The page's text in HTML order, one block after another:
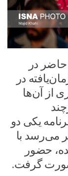
در
در
از آن‌ها
یکی دو
می‌رسد با
حضور
گرفت.